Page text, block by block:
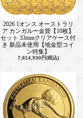
2026 1オンス オーストラリ
ア カンガルー金貨【10枚】
セット 33mmクリアケース付
き 新品未使用【地金型コイ
ン特集】
7,814,930円(税込)